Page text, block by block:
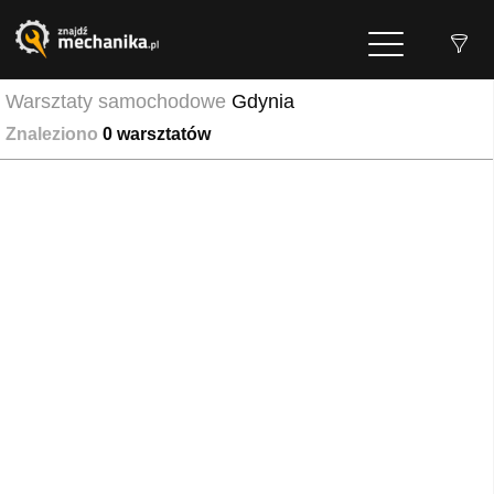
Warsztaty samochodowe Gdynia
Znaleziono 0 warsztatów